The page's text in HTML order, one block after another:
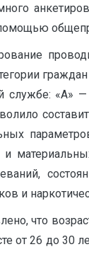
службе: «А»
и
что
от 26 до 30